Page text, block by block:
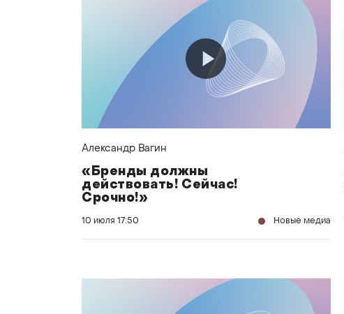
Александр Вагин
«Бренды должны
действовать! Сейчас!
Срочно!»
10 июля 17:50 Новые медиа